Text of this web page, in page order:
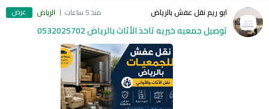
ابو ريم نقل عفش بالرياض منذ 5 ساعات الرياض عرض
توصيل جمعيه خيريه تاخذ الأثاث بالرياض 0532025702